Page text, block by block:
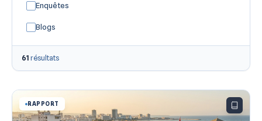
Enquêtes
Blogs
61 résultats
RAPPORT